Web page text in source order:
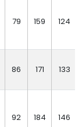
79 159 124
86 171 133
92 184 146